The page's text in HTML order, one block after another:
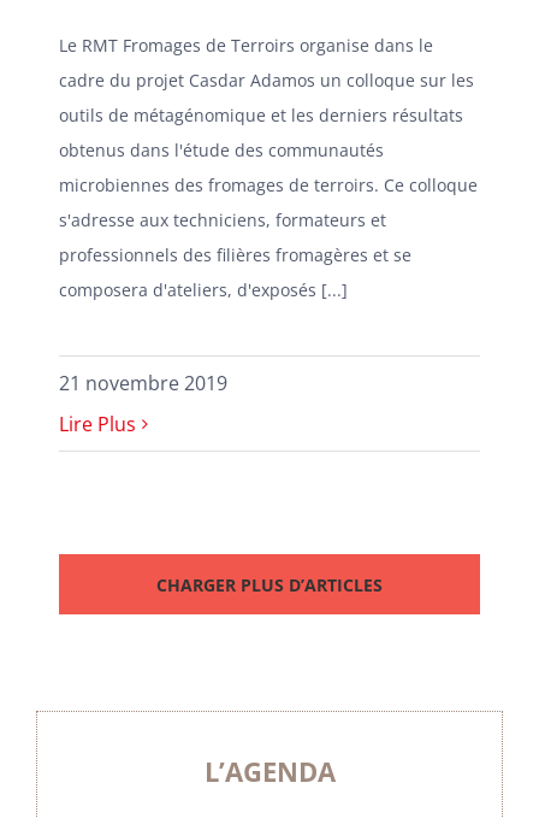
Le RMT Fromages de Terroirs organise dans le
cadre du projet Casdar Adamos un colloque sur les
outils de métagénomique et les derniers résultats
obtenus dans l'étude des communautés
microbiennes des fromages de terroirs. Ce colloque
s'adresse aux techniciens, formateurs et
professionnels des filières fromagères et se
composera d'ateliers, d'exposés [...]
21 novembre 2019
Lire Plus
CHARGER PLUS D’ARTICLES
L’AGENDA